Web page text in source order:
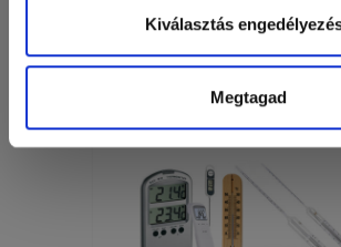
Kiválasztás
Megtagad
Szignatúrák, patika azonosítók,